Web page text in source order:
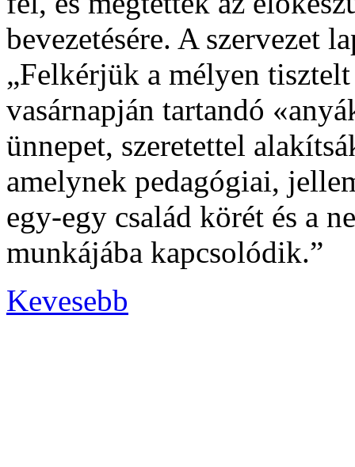
bevezetésére. A szervezet
„Felkérjük a mélyen
vasárnapján tartandó
ünnepet, szeretettel
amelynek pedagógiai,
egy-egy család körét és a
munkájába kapcsolódik.”
Kevesebb